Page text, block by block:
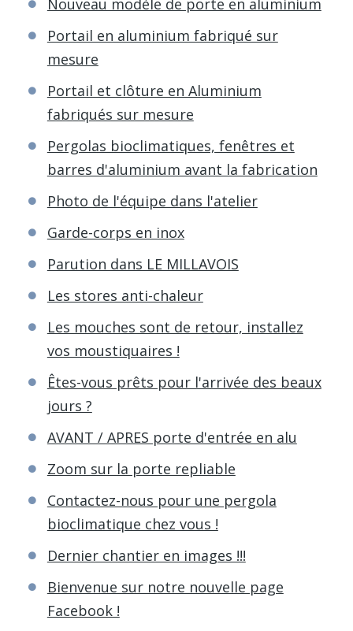
Portail en aluminium fabriqué sur
mesure
Portail et clôture en Aluminium
fabriqués sur mesure
Pergolas bioclimatiques, fenêtres et
barres d'aluminium avant la fabrication
Photo de l'équipe dans l'atelier
Garde-corps en inox
Parution dans LE MILLAVOIS
Les stores anti-chaleur
Les mouches sont de retour, installez
vos moustiquaires !
Êtes-vous prêts pour l'arrivée des beaux
jours ?
AVANT / APRES porte d'entrée en alu
Zoom sur la porte repliable
Contactez-nous pour une pergola
bioclimatique chez vous !
Dernier chantier en images !!!
Bienvenue sur notre nouvelle page
Facebook !